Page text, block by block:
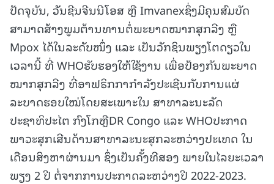
ປັດຈຸບັນ, ວັັນຊີນຈີນນີໂອສ ຫຼື Imvanexຊຶ່ງມີຄຸນສົມບັດ
ສາມາດສ້າງພູມຕ້ານທານຕໍ່ພະຍາດໝາກສຸກລີງ ຫຼື
Mpox ໄດ້ໃນລະດັບໜຶ່ງ ແລະ ເປັນວັກຊິນພຽງໂຕດຽວໃນ
ເວລານີ້ ທີ່ WHOຮັບຮອງໃຫ້ໃຊ້ງານ ເພື່ອປ້ອງກັນພະຍາດ
ໝາກສຸກລີງ ທີ່ອາຟຣິກກາກຳລັງປະເຊີນກັບການແຜ່
ລະບາດຮອບໃໝ່ໂດຍສະເພາະໃນ ສາທາລະນະລັດ
ປະຊາທິປະໄຕ ກົງໂກຫຼືDR Congo ແລະ WHOປະກາດ
ພາວະສຸກເສີນດ້ານສາທາລະນະສຸກລະຫວ່າງປະເທດ ໃນ
ເດືອນສິງຫາຜ່ານມາ ຊຶ່ງເປັນຄັ້ງທີສອງ ພາຍໃນໄລຍະເວລາ
ພຽງ 2 ປີ ຕໍ່ຈາກການປະກາດລະຫວ່າງປີ 2022-2023.